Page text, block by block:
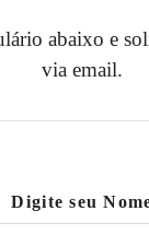
abaixo e
via email.
Digite seu